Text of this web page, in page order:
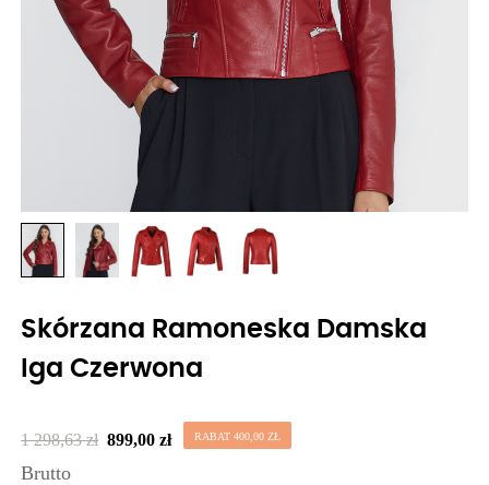
Skórzana Ramoneska Damska
Iga Czerwona
1 298,63 zł 899,00 zł RABAT 400,00 ZŁ
Brutto